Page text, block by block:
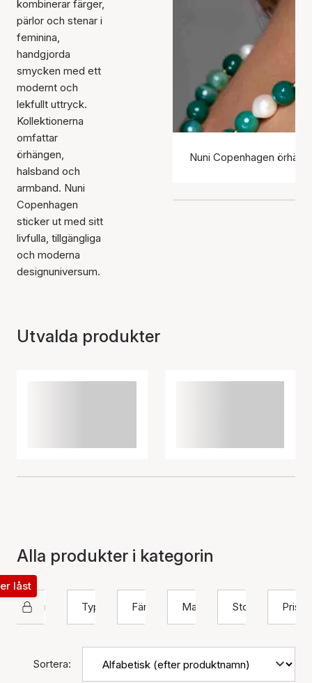
kombinerar färger,
pärlor och stenar i
feminina,
handgjorda
smycken med ett
modernt och
lekfullt uttryck.
Kollektionerna
omfattar
örhängen,
halsband och
armband. Nuni
Copenhagen
sticker ut med sitt
livfulla, tillgängliga
och moderna
designuniversum.
Nuni Copenhagen
Utvalda produkter
Alla produkter i kategorin
Nuni Copenhagen
låst
Typ
Färg Material Storlek Pris
Sortera: